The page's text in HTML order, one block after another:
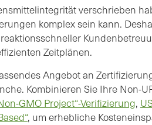
verschrieben
komplex sein kann.
Zeitplänen.
Angebot an
Kombinieren Sie Ihre Non-
GMO Project“-Verifizierung,
, um erhebliche